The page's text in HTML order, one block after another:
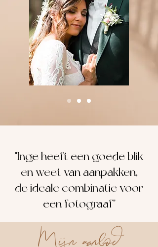
"Inge heeft een goede blik
en weet van aanpakken,
de ideale combinatie voor
een fotograaf"
Mijn aanbod